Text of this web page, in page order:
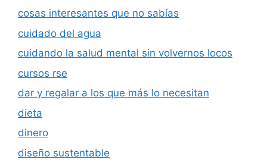
cosas interesantes que no sabías
cuidado del agua
cuidando la salud mental sin volvernos locos
cursos rse
dar y regalar a los que más lo necesitan
dieta
dinero
diseño sustentable